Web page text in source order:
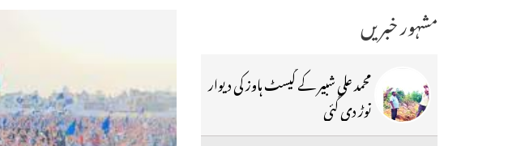
مشہور خبریں
محمد علی شبیر کے گیسٹ ہاوز کی دیوار
توڑ دی گئی